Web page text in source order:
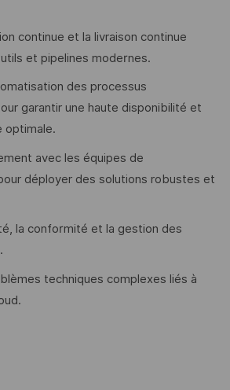
continue et la livraison continue
et pipelines modernes.
des processus
garantir une haute disponibilité et
optimale.
avec les équipes de
déployer des solutions robustes et
la conformité et la gestion des
techniques complexes liés à